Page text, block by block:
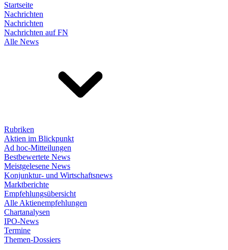
Startseite
Nachrichten
Nachrichten
Nachrichten auf FN
Alle News
Rubriken
Aktien im Blickpunkt
Ad hoc-Mitteilungen
Bestbewertete News
Meistgelesene News
Konjunktur- und Wirtschaftsnews
Marktberichte
Empfehlungsübersicht
Alle Aktienempfehlungen
Chartanalysen
IPO-News
Termine
Themen-Dossiers